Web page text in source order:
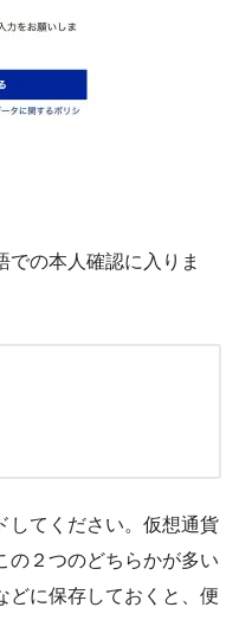
での本人確認に入りま
してください。仮想通貨
の２つのどちらかが多い
どに保存しておくと、便